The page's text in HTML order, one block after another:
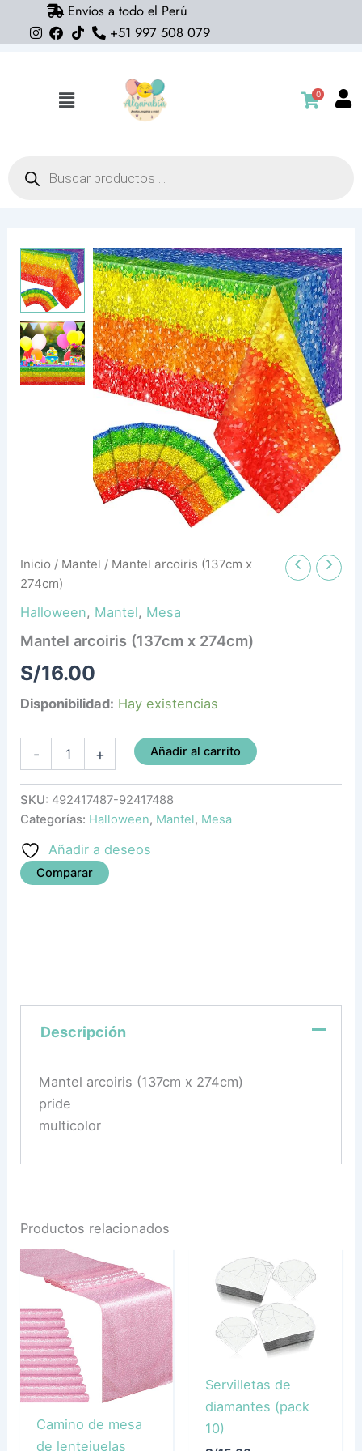
Envíos a todo el Perú
+51 997 508 079
Flyout
0
productos
Inicio / Mantel / Mantel arcoiris (137cm x
274cm)
Halloween, Mantel, Mesa
Mantel arcoiris (137cm x 274cm)
S/16.00
Disponibilidad: Hay existencias
-
Mantel
arcoiris
(137cm
x
274cm)
cantidad
+ Añadir al carrito
SKU: 492417487-92417488
Categorías: Halloween, Mantel, Mesa
Añadir a deseos
Comparar
Descripción
Mantel arcoiris (137cm x 274cm)
pride
multicolor
Productos relacionados
Camino de mesa
de lentejuelas
Servilletas de
diamantes (pack
10)